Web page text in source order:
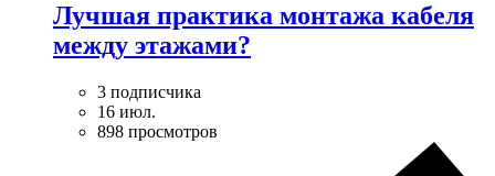
Лучшая практика монтажа кабеля
между этажами?
3 подписчика
16 июл.
898 просмотров